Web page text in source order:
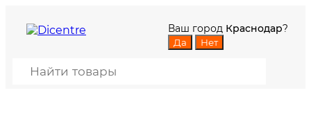
Ваш город Краснодар?